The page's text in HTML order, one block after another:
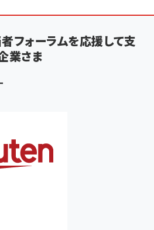
フォーラムを応援して支
業さま